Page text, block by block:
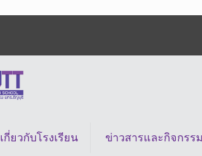
เกี่ยวกับโรงเรียน ข่าวสารและกิจกรรม